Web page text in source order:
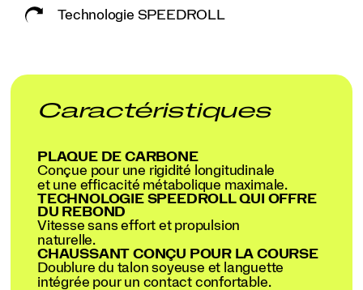
Technologie SPEEDROLL
Caractéristiques
PLAQUE DE CARBONE
Conçue pour une rigidité longitudinale
et une efficacité métabolique maximale.
TECHNOLOGIE SPEEDROLL QUI OFFRE
DU REBOND
Vitesse sans effort et propulsion
naturelle.
CHAUSSANT CONÇU POUR LA COURSE
Doublure du talon soyeuse et languette
intégrée pour un contact confortable.